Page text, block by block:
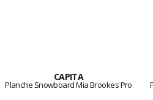
CAPITA
Planche Snowboard Mia Brookes Pro